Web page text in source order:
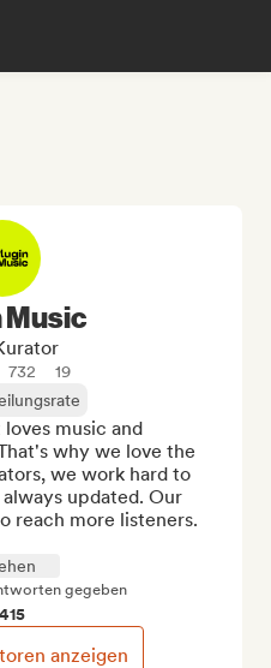
Music
732
19
music and
why we love the
we work hard to
updated. Our
reach more listeners.
gegeben
anzeigen